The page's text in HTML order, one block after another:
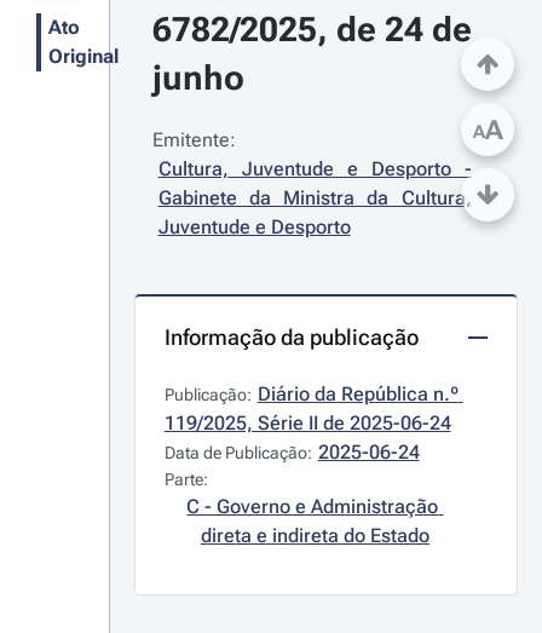
Ato
Original
6782/2025, de 24 de
junho
Emitente:
Cultura, Juventude e Desporto -
Gabinete da Ministra da Cultura,
Juventude e Desporto
Informação da publicação
Publicação: Diário da República n.º
119/2025, Série II de 2025-06-24
Data de Publicação: 2025-06-24
Parte:
C - Governo e Administração
direta e indireta do Estado
AA